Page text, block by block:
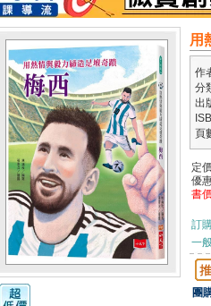
用
作
分
出
頁
定
優
書
訂
一
團